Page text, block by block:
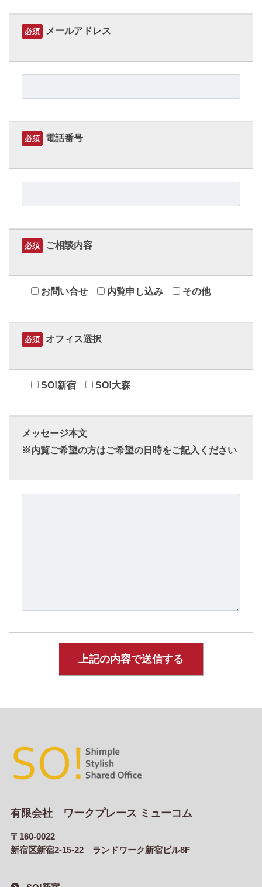
必須 メールアドレス
必須 電話番号
必須 ご相談内容
お問い合せ 内覧申し込み その他
必須 オフィス選択
SO!新宿 SO!大森
メッセージ本文
※内覧ご希望の方はご希望の日時をご記入ください
有限会社 ワークプレース ミューコム
〒160-0022
新宿区新宿2-15-22 ランドワーク新宿ビル8F